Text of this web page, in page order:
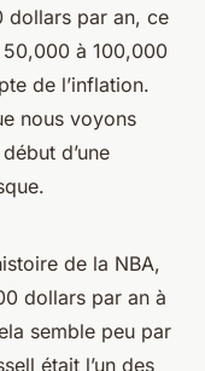
dollars par an, ce
à 100,000
de l’inflation.
nous voyons
d’une
de la NBA,
dollars par an à
semble peu par
était l’un des